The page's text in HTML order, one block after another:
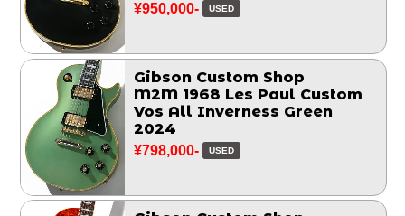
¥950,000- USED
Gibson Custom Shop
M2M 1968 Les Paul Custom
Vos All Inverness Green
2024
¥798,000- USED